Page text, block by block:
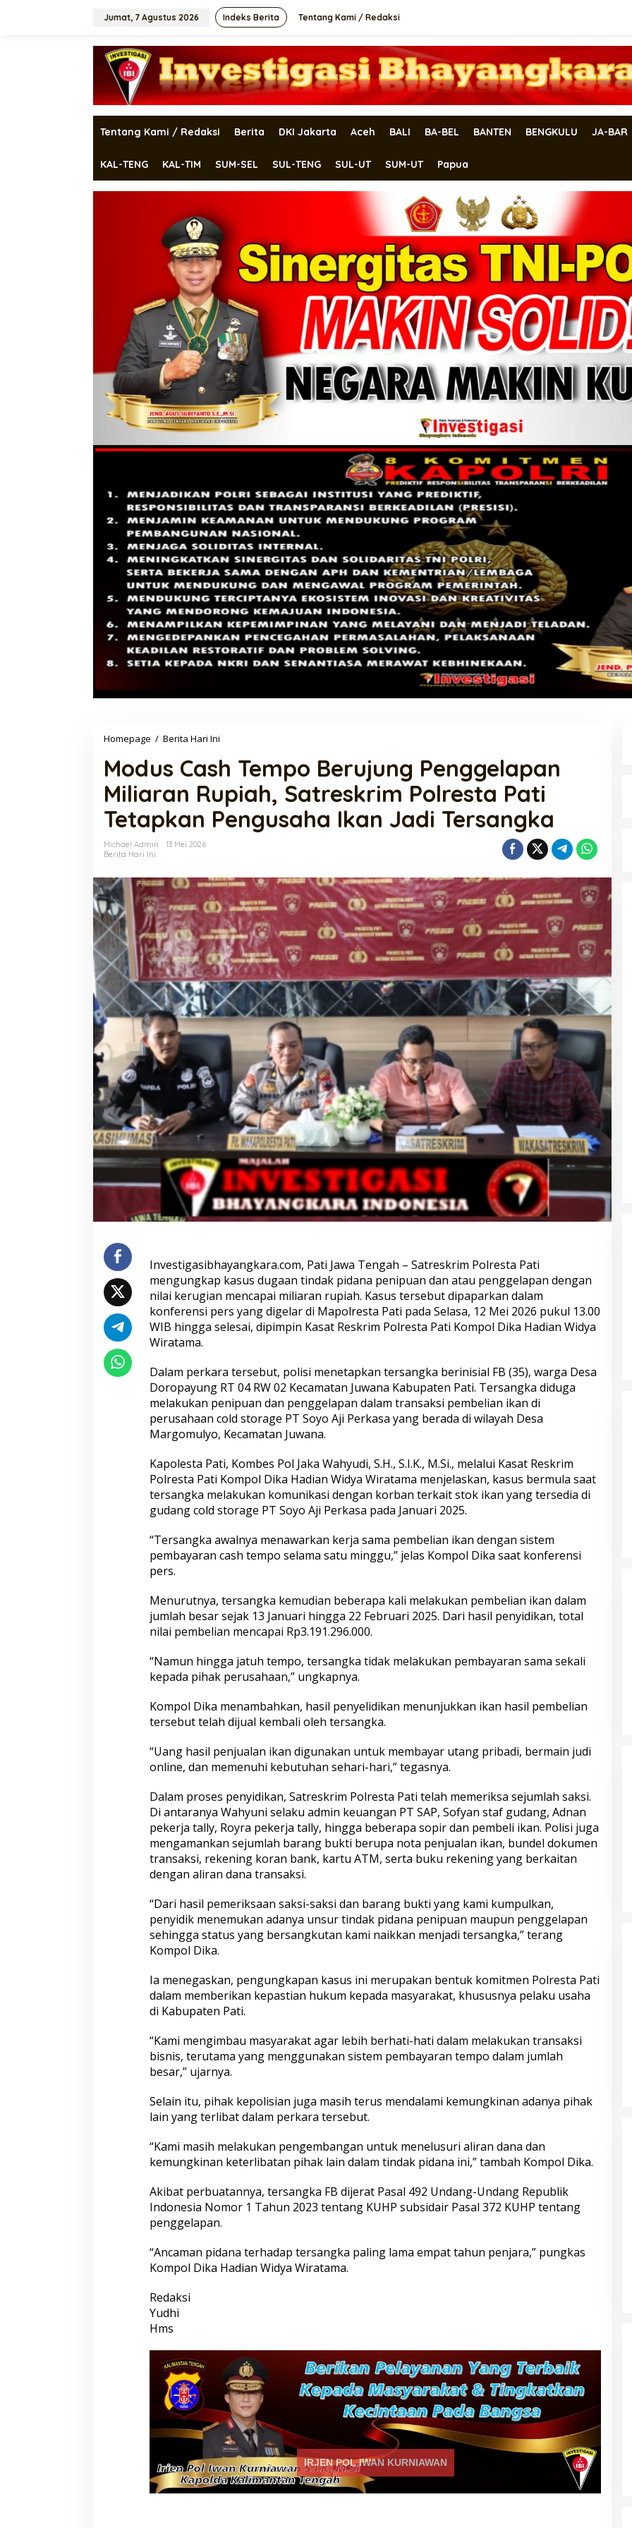
Jumat, 7 Agustus 2026 Indeks Berita Tentang Kami / Redaksi
Tentang Kami / Redaksi Berita DKI Jakarta Aceh BALI BA-BEL BANTEN BENGKULU JA-BAR
KAL-TENG KAL-TIM SUM-SEL SUL-TENG SUL-UT SUM-UT Papua
Homepage / Berita Hari Ini
Tempo
Berujung
Penggelapan
Miliaran
Rupiah,
Satreskrim
Pengusaha
Ikan
Jadi
Tersangka
Modus Cash Tempo Berujung Penggelapan
Miliaran Rupiah, Satreskrim Polresta Pati
Tetapkan Pengusaha Ikan Jadi Tersangka
Michael Admin
13 Mei 2026
Berita Hari Ini
Investigasibhayangkara.com, Pati Jawa Tengah – Satreskrim Polresta Pati
mengungkap kasus dugaan tindak pidana penipuan dan atau penggelapan dengan
nilai kerugian mencapai miliaran rupiah. Kasus tersebut dipaparkan dalam
konferensi pers yang digelar di Mapolresta Pati pada Selasa, 12 Mei 2026 pukul 13.00
WIB hingga selesai, dipimpin Kasat Reskrim Polresta Pati Kompol Dika Hadian Widya
Wiratama.
Dalam perkara tersebut, polisi menetapkan tersangka berinisial FB (35), warga Desa
Doropayung RT 04 RW 02 Kecamatan Juwana Kabupaten Pati. Tersangka diduga
melakukan penipuan dan penggelapan dalam transaksi pembelian ikan di
perusahaan cold storage PT Soyo Aji Perkasa yang berada di wilayah Desa
Margomulyo, Kecamatan Juwana.
Kapolesta Pati, Kombes Pol Jaka Wahyudi, S.H., S.I.K., M.Si., melalui Kasat Reskrim
Polresta Pati Kompol Dika Hadian Widya Wiratama menjelaskan, kasus bermula saat
tersangka melakukan komunikasi dengan korban terkait stok ikan yang tersedia di
gudang cold storage PT Soyo Aji Perkasa pada Januari 2025.
“Tersangka awalnya menawarkan kerja sama pembelian ikan dengan sistem
pembayaran cash tempo selama satu minggu,” jelas Kompol Dika saat konferensi
pers.
Menurutnya, tersangka kemudian beberapa kali melakukan pembelian ikan dalam
jumlah besar sejak 13 Januari hingga 22 Februari 2025. Dari hasil penyidikan, total
nilai pembelian mencapai Rp3.191.296.000.
“Namun hingga jatuh tempo, tersangka tidak melakukan pembayaran sama sekali
kepada pihak perusahaan,” ungkapnya.
Kompol Dika menambahkan, hasil penyelidikan menunjukkan ikan hasil pembelian
tersebut telah dijual kembali oleh tersangka.
“Uang hasil penjualan ikan digunakan untuk membayar utang pribadi, bermain judi
online, dan memenuhi kebutuhan sehari-hari,” tegasnya.
Dalam proses penyidikan, Satreskrim Polresta Pati telah memeriksa sejumlah saksi.
Di antaranya Wahyuni selaku admin keuangan PT SAP, Sofyan staf gudang, Adnan
pekerja tally, Royra pekerja tally, hingga beberapa sopir dan pembeli ikan. Polisi juga
mengamankan sejumlah barang bukti berupa nota penjualan ikan, bundel dokumen
transaksi, rekening koran bank, kartu ATM, serta buku rekening yang berkaitan
dengan aliran dana transaksi.
“Dari hasil pemeriksaan saksi-saksi dan barang bukti yang kami kumpulkan,
penyidik menemukan adanya unsur tindak pidana penipuan maupun penggelapan
sehingga status yang bersangkutan kami naikkan menjadi tersangka,” terang
Kompol Dika.
Ia menegaskan, pengungkapan kasus ini merupakan bentuk komitmen Polresta Pati
dalam memberikan kepastian hukum kepada masyarakat, khususnya pelaku usaha
di Kabupaten Pati.
“Kami mengimbau masyarakat agar lebih berhati-hati dalam melakukan transaksi
bisnis, terutama yang menggunakan sistem pembayaran tempo dalam jumlah
besar,” ujarnya.
Selain itu, pihak kepolisian juga masih terus mendalami kemungkinan adanya pihak
lain yang terlibat dalam perkara tersebut.
“Kami masih melakukan pengembangan untuk menelusuri aliran dana dan
kemungkinan keterlibatan pihak lain dalam tindak pidana ini,” tambah Kompol Dika.
Akibat perbuatannya, tersangka FB dijerat Pasal 492 Undang-Undang Republik
Indonesia Nomor 1 Tahun 2023 tentang KUHP subsidair Pasal 372 KUHP tentang
penggelapan.
“Ancaman pidana terhadap tersangka paling lama empat tahun penjara,” pungkas
Kompol Dika Hadian Widya Wiratama.
Redaksi
Yudhi
Hms
IRJEN POL IWAN KURNIAWAN
Peredaran 86,4 Kg Sabu dan 5.171
Butir Ekstasi Berhasil Diungkap,
Seleksi Taruna Akpol Masuk Tahap
Akhir, Wakapolri Pimpin
Polri Kerahkan 372 Taruna Akpol
Dampingi Siswa di 73 Sekolah
TNI
Hadapi Ancaman Love Scamming
Era Digital Polri Gelar Dialog
Densus 88 AT Polri Bekali
Penguatan Ideologi Pancasila dan
Pencegahan IRET
Satu Pelaku Residivis Diamankan
Datang Tanpa Khawatir, Pulang
Membawa Kepuasan! Pelayanan
Humanis Samsat Semarang 2 Siap
Momen Keakraban Kapolresta
Pati dan Ketua Bhayangkari Saat